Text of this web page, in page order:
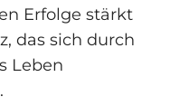
Erfolge stärkt
das sich durch
Leben